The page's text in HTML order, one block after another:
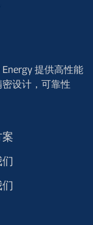
提供高性能
设计，可靠性